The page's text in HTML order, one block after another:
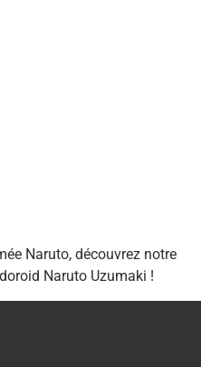
Naruto, découvrez notre
Naruto Uzumaki !